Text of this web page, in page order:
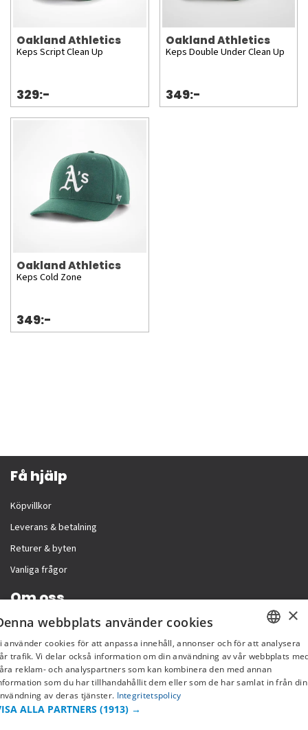
Oakland Athletics
Keps Script Clean Up
329:-
Oakland Athletics
Keps Double Under Clean Up
349:-
Oakland Athletics
Keps Cold Zone
349:-
Få hjälp
Köpvillkor
Leverans & betalning
Returer & byten
Vanliga frågor
Om oss
Företagsinformation
SWEDISH
FI
×
webbplats använder cookies
använder cookies för att anpassa innehåll, annonser och för att analysera
trafik. Vi delar också information om din användning av vår webbplats
reklam- och analyspartners som kan kombinera den med annan
som du har tillhandahållit dem eller som de har samlat in från din
av deras tjänster. Integritetspolicy
ALLA PARTNERS (1913) →